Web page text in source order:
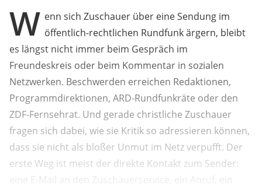
W enn sich Zuschauer über eine Sendung im
öffentlich-rechtlichen Rundfunk ärgern, bleibt
es längst nicht immer beim Gespräch im
Freundeskreis oder beim Kommentar in sozialen
Netzwerken. Beschwerden erreichen Redaktionen,
Programmdirektionen, ARD-Rundfunkräte oder den
ZDF-Fernsehrat. Und gerade christliche Zuschauer
fragen sich dabei, wie sie Kritik so adressieren können,
dass sie nicht als bloßer Unmut im Netz verpufft. Der
erste Weg ist meist der direkte Kontakt zum Sender:
eine E-Mail an den Zuschauerservice, ein Anruf, ein